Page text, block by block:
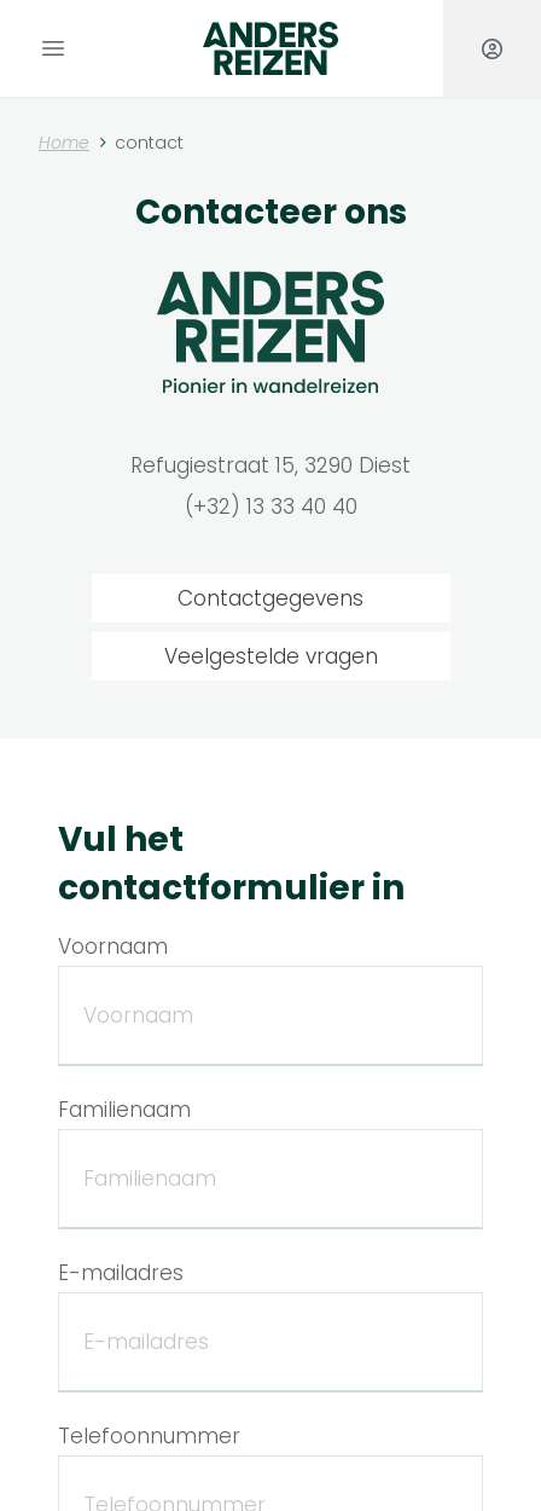
Open hoofdmenu
Anders Reizen
Home contact
Contacteer ons
Refugiestraat 15, 3290 Diest
(+32) 13 33 40 40
Contactgegevens
Veelgestelde vragen
Vul het
contactformulier in
Voornaam
Familienaam
E-mailadres
Telefoonnummer